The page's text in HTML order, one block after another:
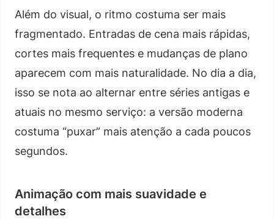
Além do visual, o ritmo costuma ser mais
fragmentado. Entradas de cena mais rápidas,
cortes mais frequentes e mudanças de plano
aparecem com mais naturalidade. No dia a dia,
isso se nota ao alternar entre séries antigas e
atuais no mesmo serviço: a versão moderna
costuma “puxar” mais atenção a cada poucos
segundos.
Animação com mais suavidade e
detalhes